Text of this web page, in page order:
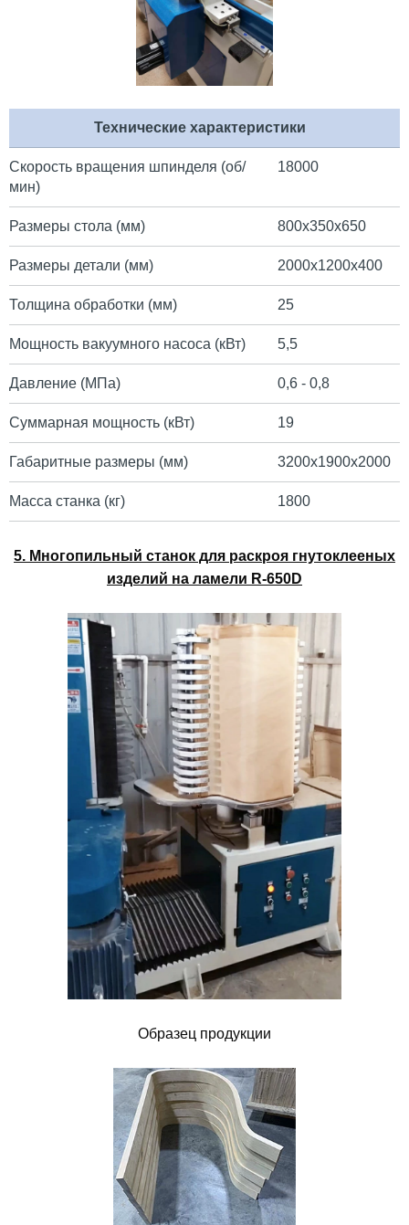
Технические характеристики
Скорость вращения шпинделя (об/
мин)
18000
Размеры стола (мм) 800х350х650
Размеры детали (мм) 2000х1200х400
Толщина обработки (мм) 25
Мощность вакуумного насоса (кВт) 5,5
Давление (МПа) 0,6 - 0,8
Суммарная мощность (кВт) 19
Габаритные размеры (мм) 3200х1900х2000
Масса станка (кг) 1800
5. Многопильный станок для раскроя гнутоклееных
изделий на ламели R-650D
Образец продукции